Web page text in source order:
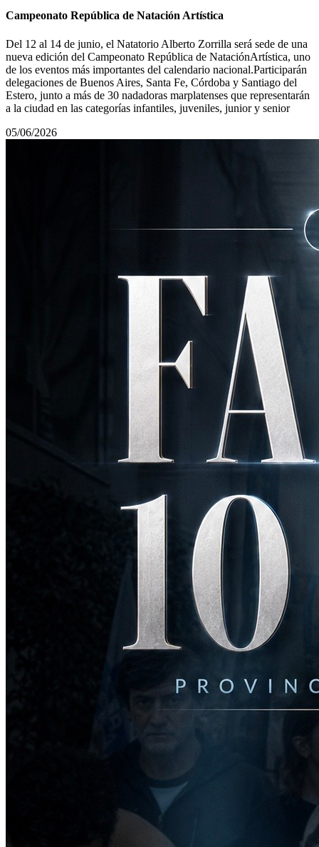
Campeonato República de Natación Artística
Del 12 al 14 de junio, el Natatorio Alberto Zorrilla será sede de una
nueva edición del Campeonato República de NataciónArtística, uno
de los eventos más importantes del calendario nacional.Participarán
delegaciones de Buenos Aires, Santa Fe, Córdoba y Santiago del
Estero, junto a más de 30 nadadoras marplatenses que representarán
a la ciudad en las categorías infantiles, juveniles, junior y senior
05/06/2026